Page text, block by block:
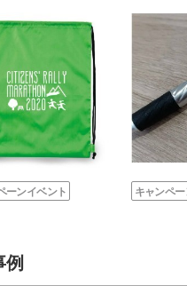
ーンイベント キャンペ
例